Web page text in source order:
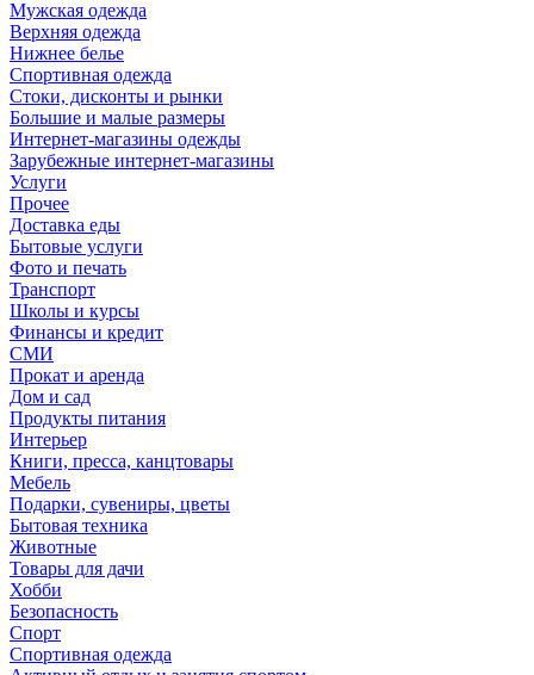
Мужская одежда
Верхняя одежда
Нижнее белье
Спортивная одежда
Стоки, дисконты и рынки
Большие и малые размеры
Интернет-магазины одежды
Зарубежные интернет-магазины
Услуги
Прочее
Доставка еды
Бытовые услуги
Фото и печать
Транспорт
Школы и курсы
Финансы и кредит
СМИ
Прокат и аренда
Дом и сад
Продукты питания
Интерьер
Книги, пресса, канцтовары
Мебель
Подарки, сувениры, цветы
Бытовая техника
Животные
Товары для дачи
Хобби
Безопасность
Спорт
Спортивная одежда